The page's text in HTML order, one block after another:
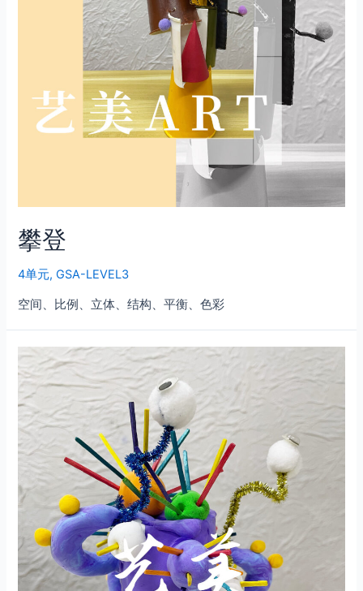
攀登
4单元,GSA-LEVEL3
空间、比例、立体、结构、平衡、色彩